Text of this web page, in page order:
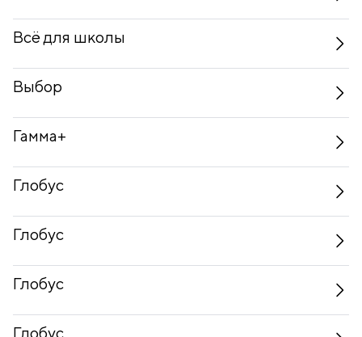
Всё для школы
Выбор
Гамма+
Глобус
Глобус
Глобус
Глобус